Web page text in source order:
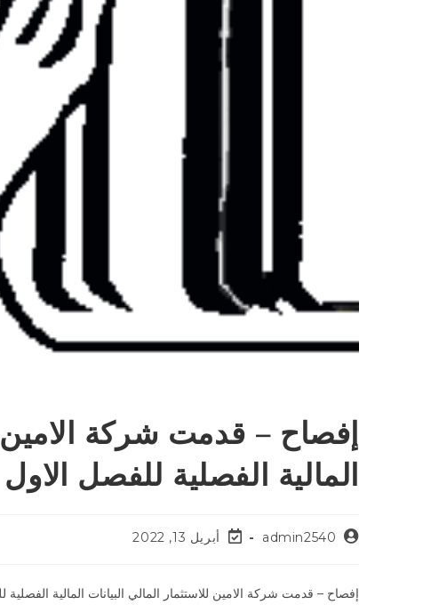
إفصاح – قدمت شركة الامين
المالية الفصلية للفصل الاول
admin2540 أبريل 13, 2022
إفصاح – قدمت شركة الامين للاستثمار المالي البيانات المالية الفصلية للفصل الاول لعام 2022. ولمزيد من